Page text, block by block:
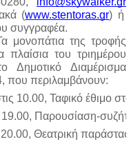
(www.stentoras.gr) ή
συγγραφέα.
μονοπάτια της τροφής
πλαίσια του τριημέρου
Δημοτικό Διαμέρισμα
που περιλαμβάνουν:
10.00, Ταφικό έθιμο στα
Παρουσίαση-
Θεατρική